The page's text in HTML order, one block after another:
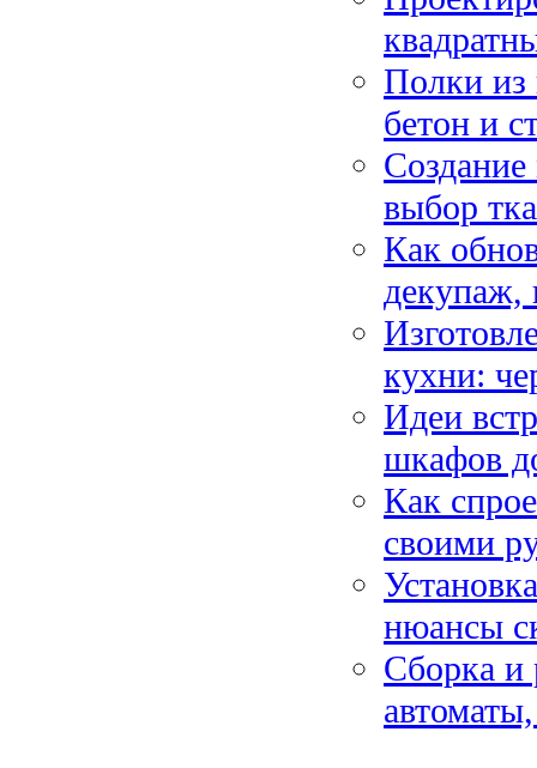
Полки из
бетон и
Создание
выбор
Как
декупаж,
кухни:
Идеи
шкафов
Как
своими
нюансы
Сборка и